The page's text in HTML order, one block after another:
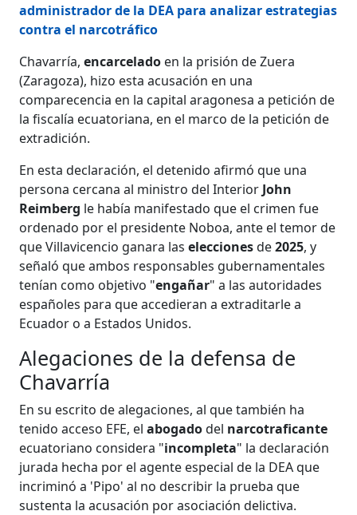
administrador de la DEA para analizar estrategias
contra el narcotráfico
Chavarría,encarcelado en la prisión de Zuera
(Zaragoza), hizo esta acusación en una
comparecencia en la capital aragonesa a petición de
la fiscalía ecuatoriana, en el marco de la petición de
extradición.
En esta declaración, el detenido afirmó que una
persona cercana al ministro del Interior John
Reimberg le había manifestado que el crimen fue
ordenado por el presidente Noboa, ante el temor de
que Villavicencio ganara laseleccionesde2025, y
señaló que ambos responsables gubernamentales
tenían como objetivo "engañar" a las autoridades
españoles para que accedieran a extraditarle a
Ecuador o a Estados Unidos.
Alegaciones de la defensa de
Chavarría
En su escrito de alegaciones, al que también ha
tenido acceso EFE, elabogadodel narcotraficante
ecuatoriano considera "incompleta" la declaración
jurada hecha por el agente especial de la DEA que
incriminó a 'Pipo' al no describir la prueba que
sustenta la acusación por asociación delictiva.